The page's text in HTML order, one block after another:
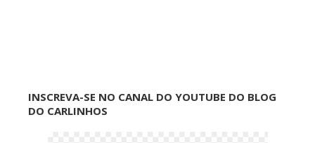
INSCREVA-SE NO CANAL DO YOUTUBE DO BLOG
DO CARLINHOS